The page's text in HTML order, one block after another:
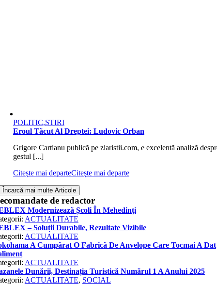
POLITIC,STIRI
Eroul Tăcut Al Dreptei: Ludovic Orban
Grigore Cartianu publică pe ziaristii.com, e excelentă analiză
gestul [...]
Citește mai departeCitește mai departe
Încarcă mai multe Articole
de redactor
Modernizează Școli În Mehedinți
ACTUALITATE
– Soluții Durabile, Rezultate Vizibile
ACTUALITATE
A Cumpărat O Fabrică De Anvelope Care Tocmai A Dat
ACTUALITATE
Dunării, Destinația Turistică Numărul 1 A Anului 2025
ACTUALITATE, SOCIAL